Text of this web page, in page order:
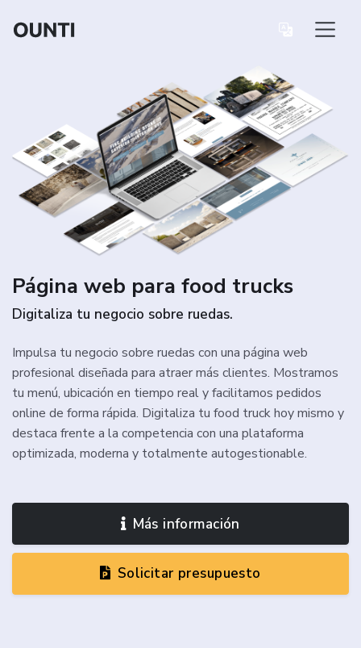
Página web para food trucks
Digitaliza tu negocio sobre ruedas.
Impulsa tu negocio sobre ruedas con una página web
profesional diseñada para atraer más clientes. Mostramos
tu menú, ubicación en tiempo real y facilitamos pedidos
online de forma rápida. Digitaliza tu food truck hoy mismo y
destaca frente a la competencia con una plataforma
optimizada, moderna y totalmente autogestionable.
Más información
Solicitar presupuesto